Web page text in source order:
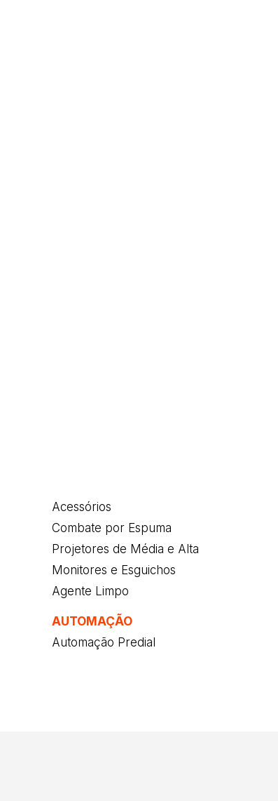
Acessórios
Combate por Espuma
Projetores de Média e Alta
Monitores e Esguichos
Agente Limpo
AUTOMAÇÃO
Automação Predial